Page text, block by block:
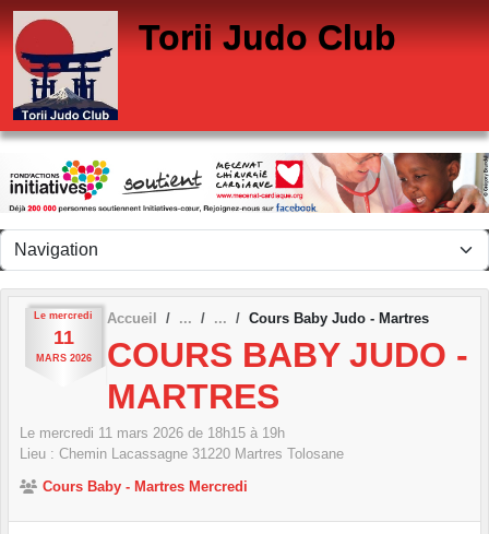
Torii Judo Club
Le mercredi
11
MARS 2026
Accueil Cours Baby Judo - Martres
COURS BABY JUDO -
MARTRES
Le mercredi 11 mars 2026 de 18h15 à 19h
Lieu : Chemin Lacassagne 31220 Martres Tolosane
Cours Baby - Martres Mercredi
Panneau de gestion des cookies